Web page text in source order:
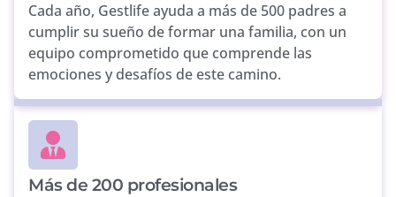
Cada año, Gestlife ayuda a más de 500 padres a
cumplir su sueño de formar una familia, con un
equipo comprometido que comprende las
emociones y desafíos de este camino.
Más de 200 profesionales